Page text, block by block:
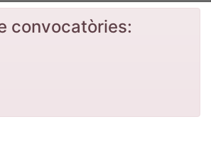
convocatòries: